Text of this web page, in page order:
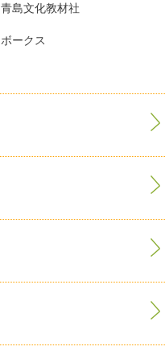
青島文化教材社
ボークス